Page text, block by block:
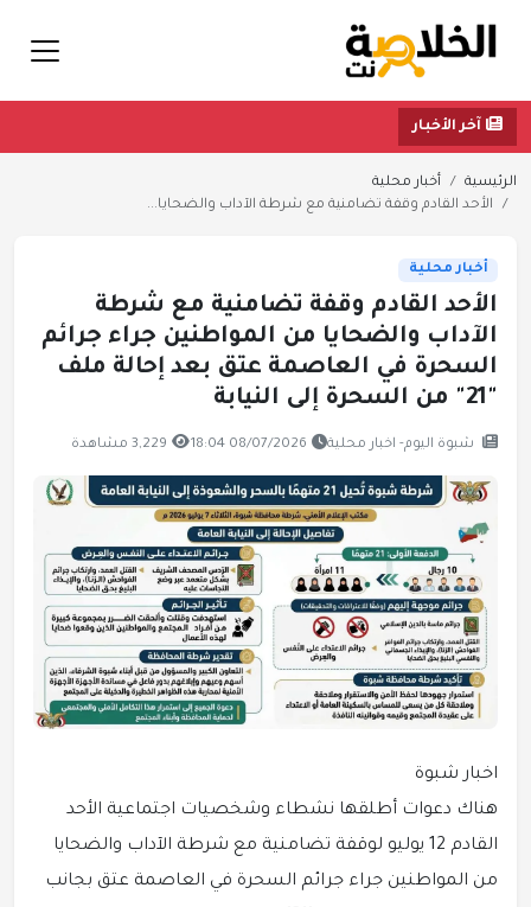
آخر الأخبار
الرئيسية
أخبار محلية
الأحد القادم وقفة تضامنية مع شرطة الآداب والضحايا...
أخبار محلية
الأحد القادم وقفة تضامنية مع شرطة
الآداب والضحايا من المواطنين جراء جرائم
السحرة في العاصمة عتق بعد إحالة ملف
"21" من السحرة إلى النيابة
شبوة اليوم- اخبار محلية 08/07/2026 18:04 3,229 مشاهدة
اخبار شبوة
هناك دعوات أطلقها نشطاء وشخصيات اجتماعية الأحد
القادم 12 يوليو لوقفة تضامنية مع شرطة الآداب والضحايا
من المواطنين جراء جرائم السحرة في العاصمة عتق بجانب